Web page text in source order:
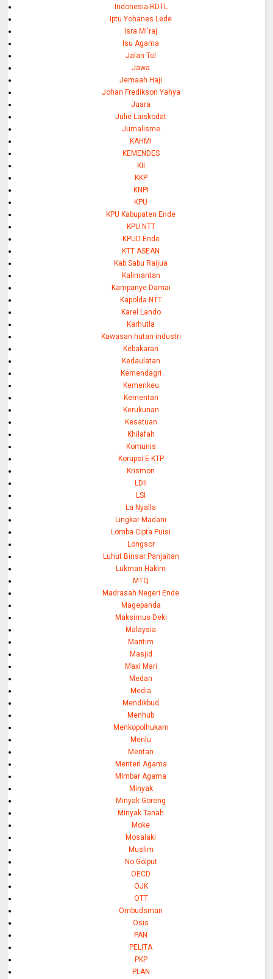
Indonesia-RDTL
Iptu Yohanes Lede
Isra Mi'raj
Isu Agama
Jalan Tol
Jawa
Jemaah Haji
Johan Fredikson Yahya
Juara
Julie Laiskodat
Jurnalisme
KAHMI
KEMENDES
KII
KKP
KNPI
KPU
KPU Kabupaten Ende
KPU NTT
KPUD Ende
KTT ASEAN
Kab Sabu Raijua
Kalimantan
Kampanye Damai
Kapolda NTT
Karel Lando
Karhutla
Kawasan hutan industri
Kebakaran
Kedaulatan
Kemendagri
Kemenkeu
Kementan
Kerukunan
Kesatuan
Khilafah
Komunis
Korupsi E-KTP
Krismon
LDII
LSI
La Nyalla
Lingkar Madani
Lomba Cipta Puisi
Longsor
Luhut Binsar Panjaitan
Lukman Hakim
MTQ
Madrasah Negeri Ende
Magepanda
Maksimus Deki
Malaysia
Maritim
Masjid
Maxi Mari
Medan
Media
Mendikbud
Menhub
Menkopolhukam
Menlu
Mentan
Menteri Agama
Mimbar Agama
Minyak
Minyak Goreng
Minyak Tanah
Moke
Mosalaki
Muslim
No Golput
OECD
OJK
OTT
Ombudsman
Osis
PAN
PELITA
PKP
PLAN